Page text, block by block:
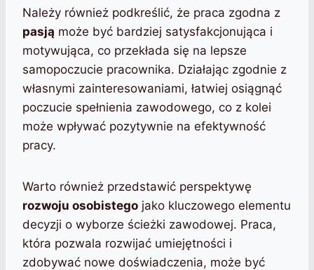
Należy również podkreślić, że praca zgodna z
pasją może być bardziej satysfakcjonująca i
motywująca, co przekłada się na lepsze
samopoczucie pracownika. Działając zgodnie z
własnymi zainteresowaniami, łatwiej osiągnąć
poczucie spełnienia zawodowego, co z kolei
może wpływać pozytywnie na efektywność
pracy.
Warto również przedstawić perspektywę
rozwoju osobistego jako kluczowego elementu
decyzji o wyborze ścieżki zawodowej. Praca,
która pozwala rozwijać umiejętności i
zdobywać nowe doświadczenia, może być